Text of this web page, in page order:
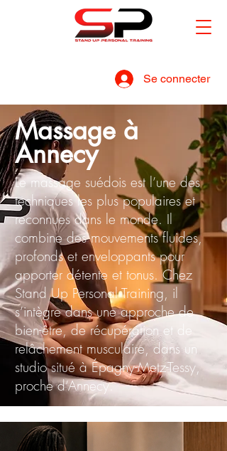
Se connecter
Massage à
Annecy
Le massage suédois est l’une des
techniques les plus populaires et
reconnues dans le monde. Il
combine des mouvements fluides,
profonds et enveloppants pour
apporter détente et tonus. Chez
Stand Up Personal Training, il
s’intègre dans une approche de
bien-être, de récupération et de
relâchement musculaire, dans un
studio situé à Épagny-Metz-Tessy,
proche d’Annecy.